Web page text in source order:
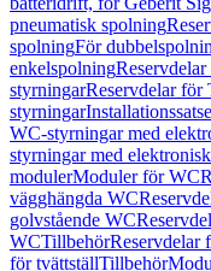
pneumatisk spolning
spolningFör
enkelspolning
styrningarReservdelar
styrningar
WC-styrningar med
styrningar med
modulerModuler för WC
vägghängda WC
golvstående WC
WCTillbehörReservdelar
för tvättställTillbehör